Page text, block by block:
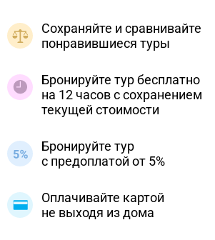
Сохраняйте и сравнивайте
понравившиеся туры
Бронируйте тур бесплатно
на 12 часов с сохранением
текущей стоимости
Бронируйте тур
с предоплатой от 5%
Оплачивайте картой
не выходя из дома